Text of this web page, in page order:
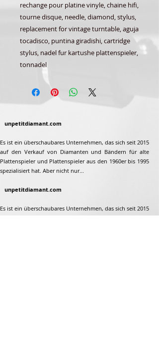
rechange pour platine vinyle, chaine hifi,
tourne disque, needle, diamond, stylus,
replacement for vintage turntable, aguja
tocadisco, puntina giradishi, cartridge
stylus, nadel fur kartushe plattenspieler,
tonnadel
unpetitdiamant.com
Es ist ein überschaubares Unternehmen, das sich seit 2015
auf den Verkauf von Diamanten und Bändern für alte
Plattenspieler und Plattenspieler aus den 1960er bis 1995
spezialisiert hat. Aber nicht nur...
unpetitdiamant.com
Es ist ein überschaubares Unternehmen, das sich seit 2015
auf den Verkauf von Diamanten und Bändern für alte